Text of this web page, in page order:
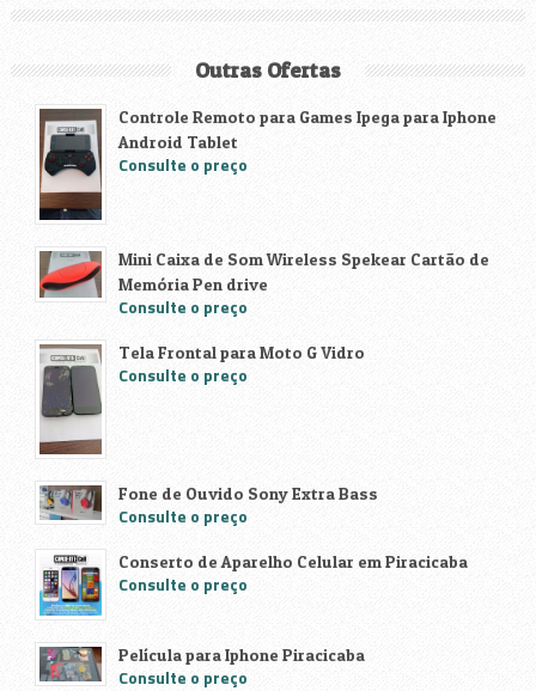
Outras Ofertas
Controle Remoto para Games Ipega para Iphone
Android Tablet
Consulte o preço
Mini Caixa de Som Wireless Spekear Cartão de
Memória Pen drive
Consulte o preço
Tela Frontal para Moto G Vidro
Consulte o preço
Fone de Ouvido Sony Extra Bass
Consulte o preço
Conserto de Aparelho Celular em Piracicaba
Consulte o preço
Película para Iphone Piracicaba
Consulte o preço